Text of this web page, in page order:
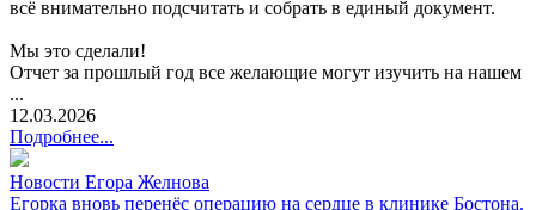
всё внимательно подсчитать и собрать в единый документ.
Мы это сделали!
Отчет за прошлый год все желающие могут изучить на нашем
...
12.03.2026
Подробнее...
Новости Егора Желнова
Егорка вновь перенёс операцию на сердце в клинике Бостона.